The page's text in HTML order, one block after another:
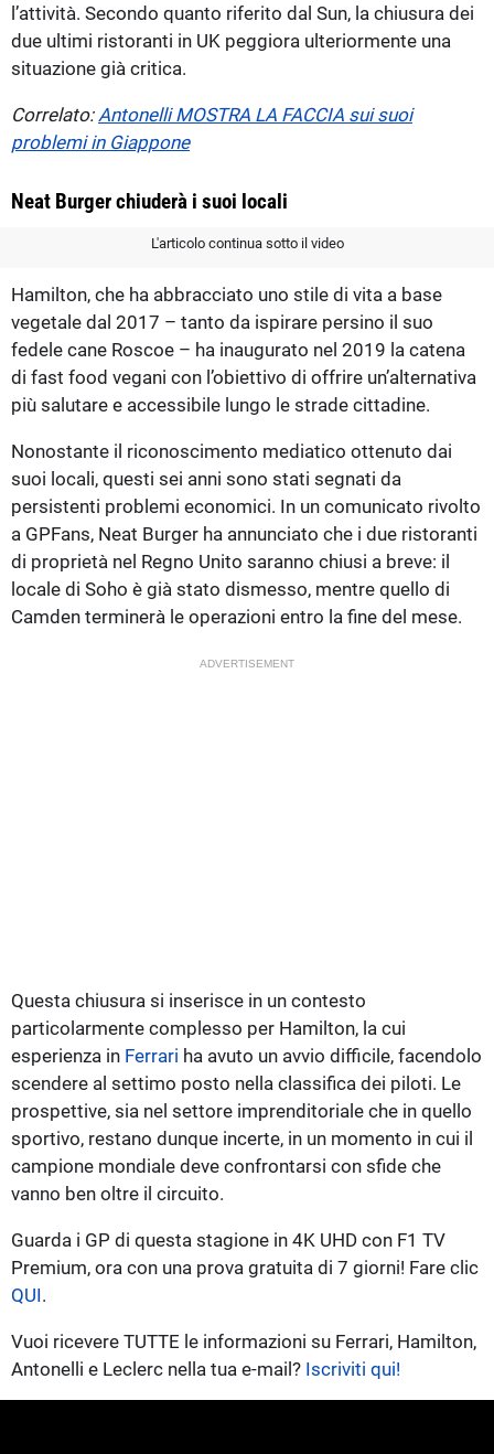
l’attività. Secondo quanto riferito dal Sun, la chiusura dei
due ultimi ristoranti in UK peggiora ulteriormente una
situazione già critica.
Correlato: Antonelli MOSTRA LA FACCIA sui suoi
problemi in Giappone
Neat Burger chiuderà i suoi locali
L'articolo continua sotto il video
Hamilton, che ha abbracciato uno stile di vita a base
vegetale dal 2017 – tanto da ispirare persino il suo
fedele cane Roscoe – ha inaugurato nel 2019 la catena
di fast food vegani con l’obiettivo di offrire un’alternativa
più salutare e accessibile lungo le strade cittadine.
Nonostante il riconoscimento mediatico ottenuto dai
suoi locali, questi sei anni sono stati segnati da
persistenti problemi economici. In un comunicato rivolto
a GPFans, Neat Burger ha annunciato che i due ristoranti
di proprietà nel Regno Unito saranno chiusi a breve: il
locale di Soho è già stato dismesso, mentre quello di
Camden terminerà le operazioni entro la fine del mese.
ADVERTISEMENT
Questa chiusura si inserisce in un contesto
particolarmente complesso per Hamilton, la cui
esperienza in Ferrari ha avuto un avvio difficile, facendolo
scendere al settimo posto nella classifica dei piloti. Le
prospettive, sia nel settore imprenditoriale che in quello
sportivo, restano dunque incerte, in un momento in cui il
campione mondiale deve confrontarsi con sfide che
vanno ben oltre il circuito.
Guarda i GP di questa stagione in 4K UHD con F1 TV
Premium, ora con una prova gratuita di 7 giorni! Fare clic
QUI.
Vuoi ricevere TUTTE le informazioni su Ferrari, Hamilton,
Antonelli e Leclerc nella tua e-mail? Iscriviti qui!